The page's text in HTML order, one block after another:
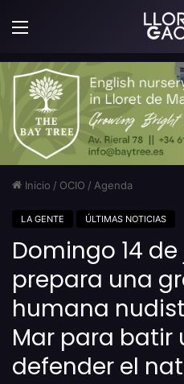
Menú
Inicio / OCIO / Agenda
LA GENTE ÚLTIMAS NOTICIAS
Domingo 14 de
prepara una
humana
Mar para batir
defender el